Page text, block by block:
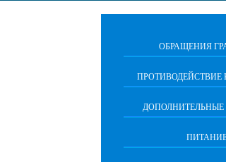
ОБРАЩЕНИЯ
ПРОТИВОДЕЙСТВИЕ
ДОПОЛНИТЕЛЬНЫЕ